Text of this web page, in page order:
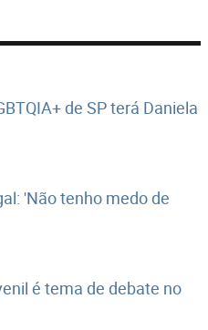
de SP terá Daniela
'Não tenho medo de
é tema de debate no